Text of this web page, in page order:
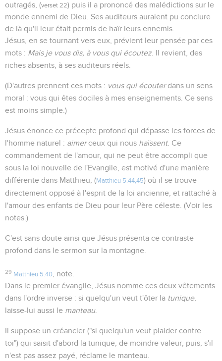
outragés, (verset 22) puis il a prononcé des malédictions sur le
monde ennemi de Dieu. Ses auditeurs auraient pu conclure
de là qu'il leur était permis de haïr leurs ennemis.
Jésus, en se tournant vers eux, prévient leur pensée par ces
mots : Mais je vous dis, à vous qui écoutez. Il revient, des
riches absents, à ses auditeurs réels.
(D'autres prennent ces mots : vous qui écouterdans un sens
moral : vous qui êtes dociles à mes enseignements. Ce sens
est moins simple.)
Jésus énonce ce précepte profond qui dépasse les forces de
l'homme naturel : aimerceux qui nous haïssent. Ce
commandement de l'amour, qui ne peut être accompli que
sous la loi nouvelle de l'Evangile, est motivé d'une manière
différente dans Matthieu, (Matthieu 5.44,45) où il se trouve
directement opposé à l'esprit de la loi ancienne, et rattaché à
l'amour des enfants de Dieu pour leur Père céleste. (Voir les
notes.)
C'est sans doute ainsi que Jésus présenta ce contraste
profond dans le sermon sur la montagne.
29 Matthieu 5.40
, note.
Dans le premier évangile, Jésus nomme ces deux vêtements
dans l'ordre inverse : si quelqu'un veut t'ôter la tunique,
laisse-lui aussi le manteau.
Il suppose un créancier ("si quelqu'un veut plaider contre
toi") qui saisit d'abord la tunique, de moindre valeur, puis, s'il
n'est pas assez payé, réclame le manteau.